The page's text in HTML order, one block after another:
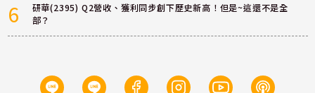
6
研華(2395) Q2營收、獲利同步創下歷史新高！但是~這還不是全
部？